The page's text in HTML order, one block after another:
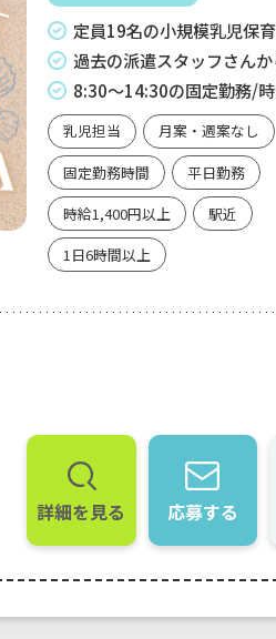
定員19名の小規模乳児保
過去の派遣スタッフさん
8:30～14:30の固定勤務/
乳児担当
月案・週案なし
固定勤務時間
平日勤務
時給1,400円以上
駅近
1日6時間以上
詳細を見る 応募する